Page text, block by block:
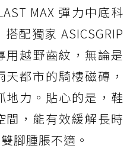
MAX 彈力中底科
配獨家 ASICSGRIP
用越野齒紋，無論是
都市的騎樓磁磚，
地力。貼心的是，鞋
間，能有效緩解長時
腳腫脹不適。